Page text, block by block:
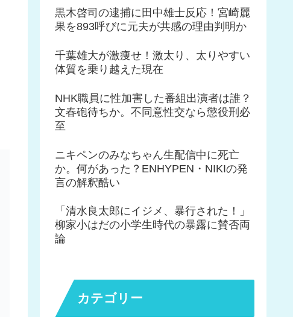
黒木啓司の逮捕に田中雄士反応！宮崎麗
果を893呼びに元夫が共感の理由判明か
千葉雄大が激痩せ！激太り、太りやすい
体質を乗り越えた現在
NHK職員に性加害した番組出演者は誰？
文春砲待ちか。不同意性交なら懲役刑必
至
ニキペンのみなちゃん生配信中に死亡
か。何があった？ENHYPEN・NIKIの発
言の解釈酷い
「清水良太郎にイジメ、暴行された！」
柳家小はだの小学生時代の暴露に賛否両
論
カテゴリー